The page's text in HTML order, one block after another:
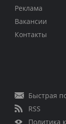
Реклама
Вакансии
Контакты
Быстрая
RSS
Политика